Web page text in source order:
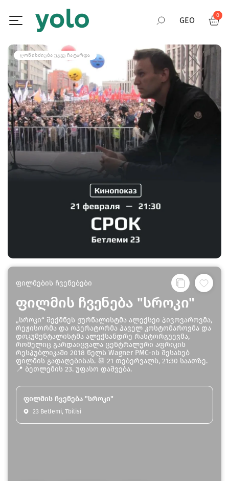
GEO
RUS
ENG
0
ᲦᲝᲜᲘᲡᲫᲘᲔᲑᲐ ᲣᲙᲕᲔ ᲩᲐᲢᲐᲠᲓᲐ
ფილმების ჩვენებები
ფილმის ჩვენება "სროკი"
„სროკი“ შექმნეს ჟურნალისტმა ალექსეი პივოვაროვმა,
რეჟისორმა და ოპერატორმა პაველ კოსტომაროვმა და
დოკუმენტალისტმა ალექსანდრე რასტორგუევმა,
რომელიც გარდაიცვალა ცენტრალური აფრიკის
რესპუბლიკაში 2018 წელს Wagner PMC-ის შესახებ
ფილმის გადაღებისას. 📆 21 თებერვალს, 21:30 საათზე.
📍 ბეთლემის 23. უფასო დაშვება.
ფილმის ჩვენება "სროკი"
23 Betlemi, Tbilisi